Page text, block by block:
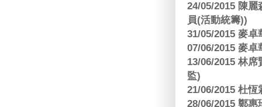
24/05/2015 陳
員(活動統籌))
31/05/2015 麥
07/06/2015 麥
13/06/2015 林
監)
21/06/2015 杜
28/06/2015 鄭